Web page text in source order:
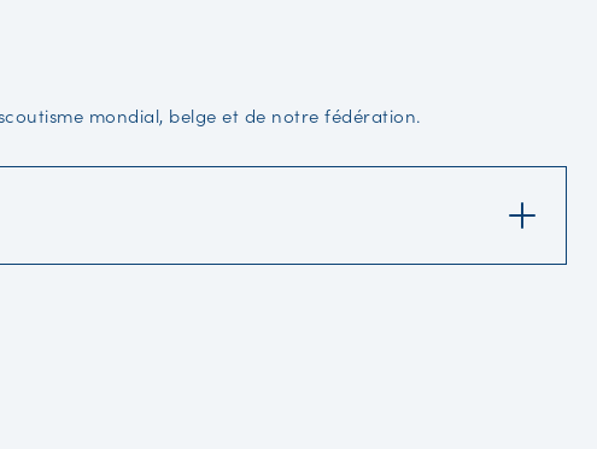
mondial, belge et de notre fédération.